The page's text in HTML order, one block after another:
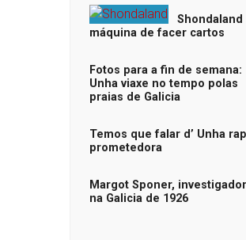
Shondaland
máquina de facer cartos
Fotos para a fin de semana:
Unha viaxe no tempo polas
praias de Galicia
Temos que falar d’ Unha
prometedora
Margot Sponer,
na Galicia de 1926